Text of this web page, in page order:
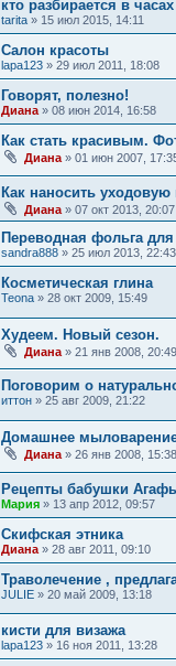
кто разбирается в часах
tarita » 15 июл 2015, 14:11
Салон красоты
lapa123 » 29 июл 2011, 18:08
Говорят, полезно!
Диана» 08 июн 2014, 16:58
Как стать красивым.
Диана» 01 июн 2007,
Как наносить уходовую
Диана » 07 окт 2013, 20:07
Переводная фольга для
sandra888 » 25 июл 2013, 22:43
Косметическая глина
Teona » 28 окт 2009, 15:49
Худеем. Новый сезон.
Диана » 21 янв 2008, 20:49
Поговорим о
иттон » 25 авг 2009, 21:22
Домашнее
Диана » 26 янв 2008, 15:38
Рецепты бабушки
Мария » 13 апр 2012, 09:57
Скифская этника
Диана » 28 авг 2011, 09:10
Траволечение ,
JULIE » 20 май 2009, 13:18
кисти для визажа
lapa123 » 16 ноя 2011, 13:28